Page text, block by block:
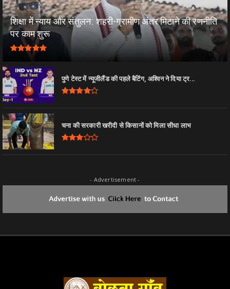
शिक्षा में न्याय और संतुलन: शहरी-ग्रामीण अंतर मिटाने की रणनीति
पर काम शुरू
पुणे टेस्ट में न्यूजीलैंड की पहले बैटिंग, अश्विन ने दिया ट्र...
चना की सरकारी खरीदी से किसानों को मिला सीधा लाभ
- Advertisement -